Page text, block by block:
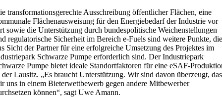
transformationsgerechte Ausschreibung öffentlicher Flächen, eine
Flächenausweisung für den Energiebedarf der Industrie vor
sowie die Unterstützung durch bundespolitische Weichenstellungen
regulatorische Sicherheit im Bereich e-Fuels sind weitere Punkte, die
Sicht der Partner für eine erfolgreiche Umsetzung des Projektes im
Schwarze Pumpe erforderlich sind. Der Industriepark
Pumpe bietet ideale Standortfaktoren für eine eSAF-
der Lausitz. „Es braucht Unterstützung. Wir sind davon überzeugt,
uns in einem Bieterwettbewerb gegen andere Mitbewerber
können“, sagt Uwe Amann.